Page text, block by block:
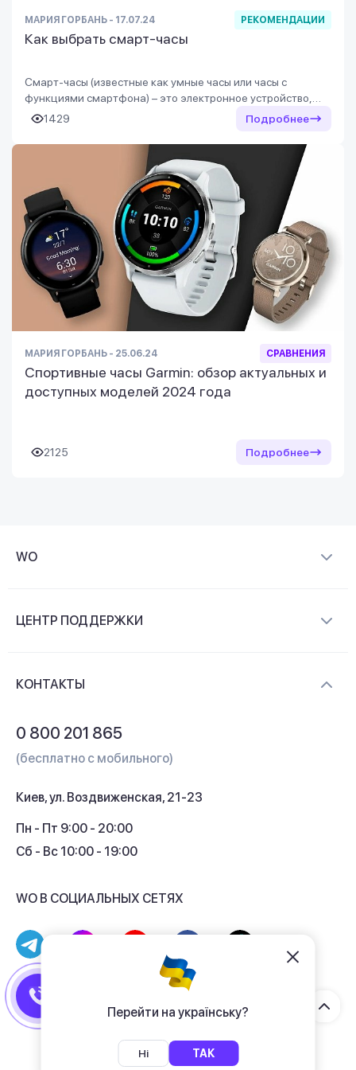
Перейти на українську?
Ні ТАК
МАРИЯ ГОРБАНЬ - 17.07.24 РЕКОМЕНДАЦИИ
Как выбрать смарт-часы
Смарт-часы (известные как умные часы или часы с
функциями смартфона) – это электронное устройство,
которое сочетает в себе функции обычных часов с рядом
1429 Подробнее
МАРИЯ ГОРБАНЬ - 25.06.24 СРАВНЕНИЯ
Спортивные часы Garmin: обзор актуальных и
доступных моделей 2024 года
2125 Подробнее
WO
Контакты
ЦЕНТР ПОДДЕРЖКИ
Кэшбек
КОНТАКТЫ
0 800 201 865
(бесплатно с мобильного)
Киев, ул. Воздвиженская, 21-23
Пн - Пт 9:00 - 20:00
Сб - Вс 10:00 - 19:00
WO В СОЦИАЛЬНЫХ СЕТЯХ
Договор публичной оферты
Политика конфиденциальности